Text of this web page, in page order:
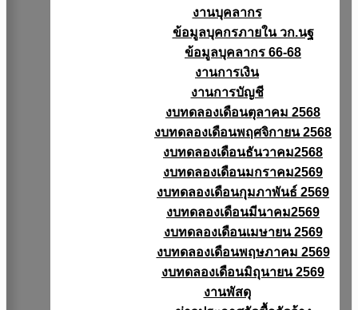
งานบุคลากร
ข้อมูลบุคกรภายใน วก.นฐ
ข้อมูลบุคลากร 66-68
งานการเงิน
งานการบัญชี
งบทดลองเดือนตุลาคม 2568
งบทดลองเดือนพฤศจิกายน 2568
งบทดลองเดือนธันวาคม2568
งบทดลองเดือนมกราคม2569
งบทดลองเดือนกุมภาพันธ์ 2569
งบทดลองเดือนมีนาคม2569
งบทดลองเดือนเมษายน 2569
งบทดลองเดือนพฤษภาคม 2569
งบทดลองเดือนมิถุนายน 2569
งานพัสดุ